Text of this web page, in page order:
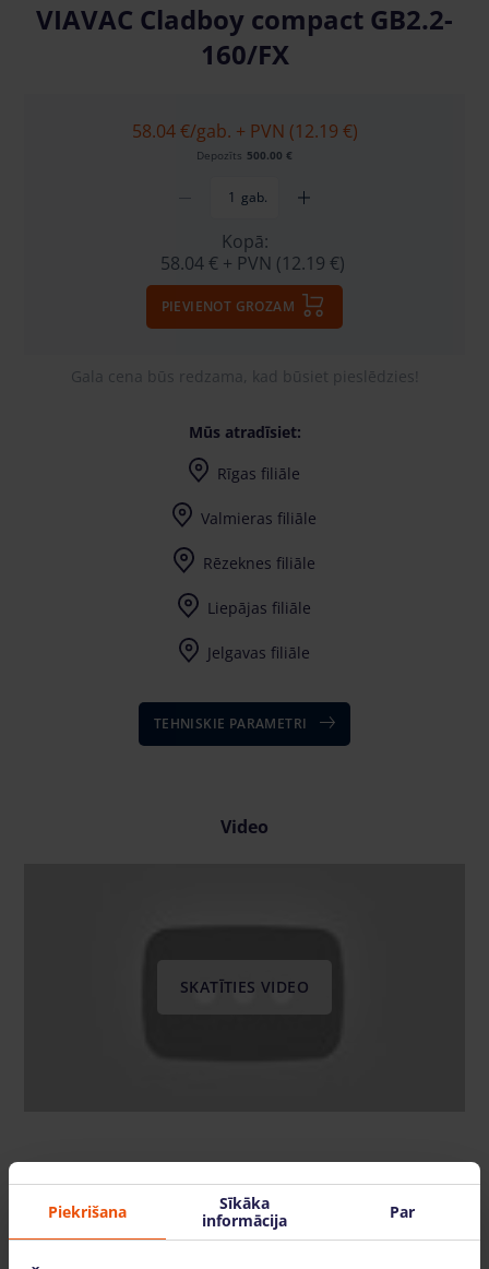
VIAVAC Cladboy compact GB2.2-
160/FX
58.04 €/gab. + PVN (12.19 €)
Depozīts 500.00 €
gab.
Kopā:
58.04 € + PVN (12.19 €)
PIEVIENOT GROZAM
Gala cena būs redzama, kad būsiet pieslēdzies!
Mūs atradīsiet:
Rīgas filiāle
Valmieras filiāle
Rēzeknes filiāle
Liepājas filiāle
Jelgavas filiāle
TEHNISKIE PARAMETRI
Video
SKATĪTIES VIDEO
Mēs arī piedāvājam
Piekrišana
Sīkāka
informācija
Par